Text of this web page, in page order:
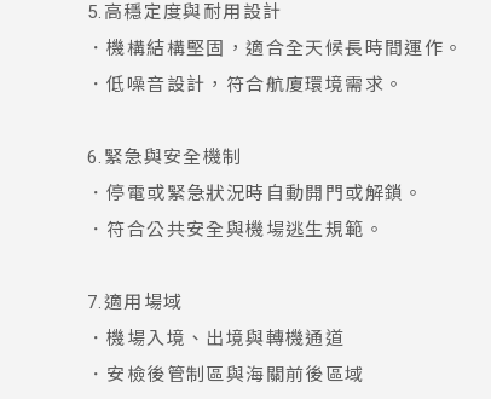
5.高穩定度與耐用設計
．機構結構堅固，適合全天候長時間運作。
．低噪音設計，符合航廈環境需求。
6.緊急與安全機制
．停電或緊急狀況時自動開門或解鎖。
．符合公共安全與機場逃生規範。
7.適用場域
．機場入境、出境與轉機通道
．安檢後管制區與海關前後區域